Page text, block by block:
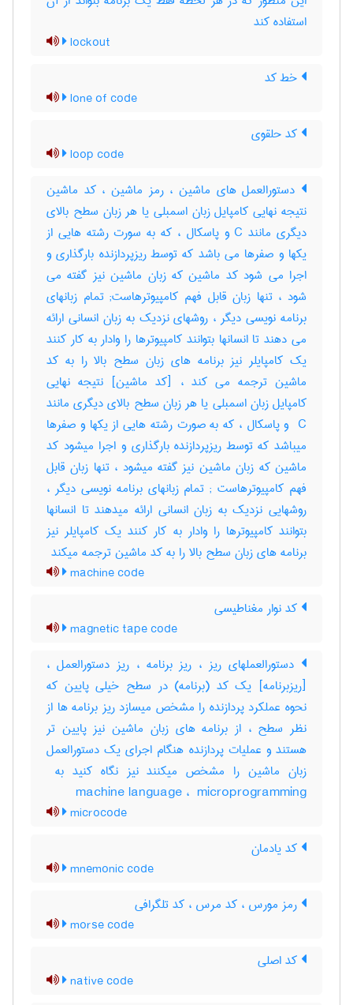
استفاده کند
lockout
خط کد
lone of code
کد حلقوی
loop code
دستورالعمل های ماشین ، رمز ماشین ، کد ماشین
نتیجه نهایی کامپایل زبان اسمبلی یا هر زبان سطح بالای
دیگری مانند C و پاسکال ، که به سورت رشته هایی از
یکها و صفرها می باشد که توسط ریزپردازنده بارگذاری و
اجرا می شود کد ماشین که زبان ماشین نیز گفته می
شود ، تنها زبان قابل فهم کامپیوترهاست; تمام زبانهای
برنامه نویسی دیگر ، روشهای نزدیک به زبان انسانی ارائه
می دهند تا انسانها بتوانند کامپیوترها را وادار به کار کنند
یک کامپایلر نیز برنامه های زبان سطح بالا را به کد
ماشین ترجمه می کند ، [کد ماشین] نتیجه نهایی
کامپایل زبان اسمبلی یا هر زبان سطح بالای دیگری مانند
‎ C و پاسکال ، که به صورت رشته هایی از یکها و صفرها
میباشد که توسط ریزپردازنده بارگذاری و اجرا میشود کد
ماشین که زبان ماشین نیز گفته میشود ، تنها زبان قابل
فهم کامپیوترهاست‎ ; تمام زبانهای برنامه نویسی دیگر ،
روشهایی نزدیک به زبان انسانی ارائه میدهند تا انسانها
بتوانند کامپیوترها را وادار به کار کنند یک کامپایلر نیز
برنامه های زبان سطح بالا را به کد ماشین ترجمه میکند
machine code
کد نوار مغناطیسی
magnetic tape code
دستورالعملهای ریز ، ریز برنامه ، ریز دستورالعمل ،
[ریزبرنامه] یک کد (برنامه) در سطح خیلی پایین که
نحوه عملکرد پردازنده را مشخص میسازد ریز برنامه ها از
نظر سطح ، از برنامه های زبان ماشین نیز پایین تر
هستند و عملیات پردازنده هنگام اجرای یک دستورالعمل
machine language ، ‎ microprogramming
microcode
کد یادمان
mnemonic code
رمز مورس ، کد مرس ، کد تلگرافی
morse code
کد اصلی
native code